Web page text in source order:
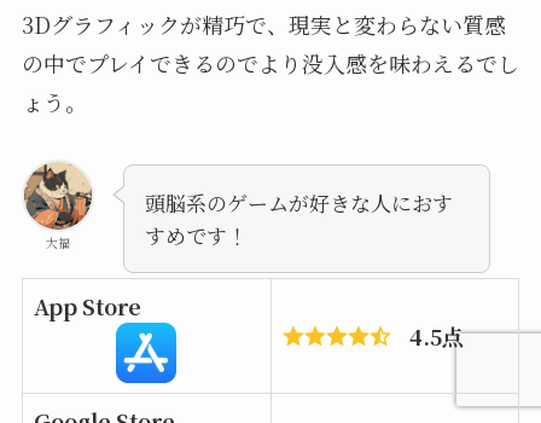
3Dグラフィックが精巧で、現実と変わらない質感
の中でプレイできるのでより没入感を味わえるでし
ょう。
大福
頭脳系のゲームが好きな人におす
すめです！
App Store
4.5点